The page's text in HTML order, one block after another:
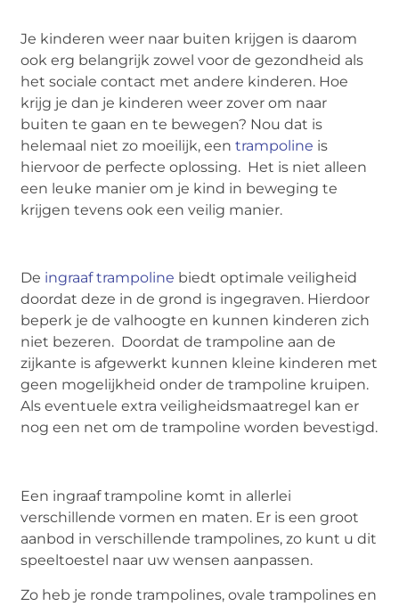
Je kinderen weer naar buiten krijgen is daarom
ook erg belangrijk zowel voor de gezondheid als
het sociale contact met andere kinderen. Hoe
krijg je dan je kinderen weer zover om naar
buiten te gaan en te bewegen? Nou dat is
helemaal niet zo moeilijk, eentrampoline is
hiervoor de perfecte oplossing. Het is niet alleen
een leuke manier om je kind in beweging te
krijgen tevens ook een veilig manier.
De ingraaf trampoline biedt optimale veiligheid
doordat deze in de grond is ingegraven. Hierdoor
beperk je de valhoogte en kunnen kinderen zich
niet bezeren. Doordat de trampoline aan de
zijkante is afgewerkt kunnen kleine kinderen met
geen mogelijkheid onder de trampoline kruipen.
Als eventuele extra veiligheidsmaatregel kan er
nog een net om de trampoline worden bevestigd.
Een ingraaf trampoline komt in allerlei
verschillende vormen en maten. Er is een groot
aanbod in verschillende trampolines, zo kunt u dit
speeltoestel naar uw wensen aanpassen.
Zo heb je ronde trampolines, ovale trampolines en